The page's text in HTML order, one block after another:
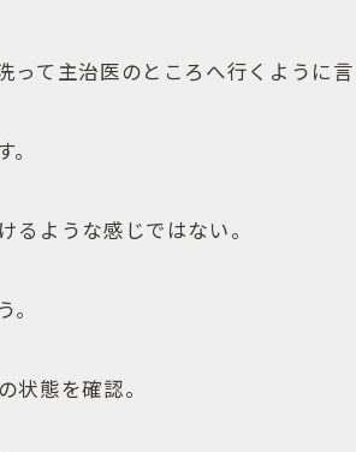
って主治医のところへ行くように
ような感じではない。
状態を確認。